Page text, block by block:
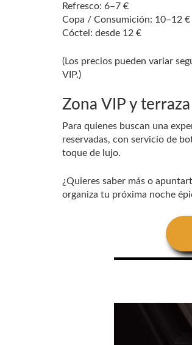
Refresco: 6–7 €
Copa / Consumición: 10–12 €
Cóctel: desde 12 €
(Los precios pueden variar
VIP.)
Zona VIP y terraza
Para quienes buscan una
reservadas, con servicio de
toque de lujo.
¿Quieres saber más o
organiza tu próxima noche